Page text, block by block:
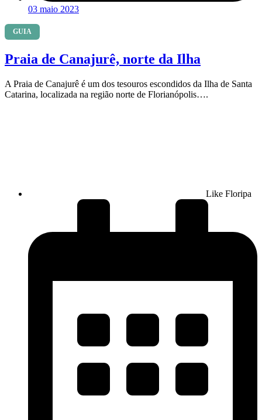
03 maio 2023
GUIA
Praia de Canajurê, norte da Ilha
A Praia de Canajurê é um dos tesouros escondidos da Ilha de Santa
Catarina, localizada na região norte de Florianópolis….
Like Floripa